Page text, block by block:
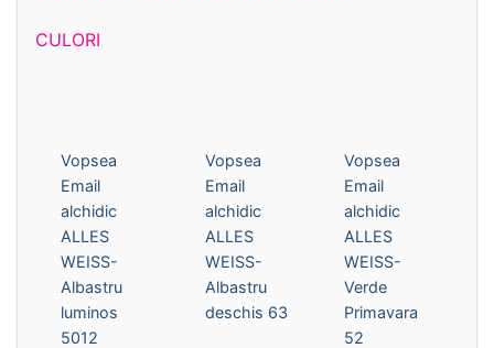
CULORI
Vopsea
Email
alchidic
ALLES
WEISS-
Albastru
luminos
5012
Vopsea
Email
alchidic
ALLES
WEISS-
Albastru
deschis 63
Vopsea
Email
alchidic
ALLES
WEISS-
Verde
Primavara
52